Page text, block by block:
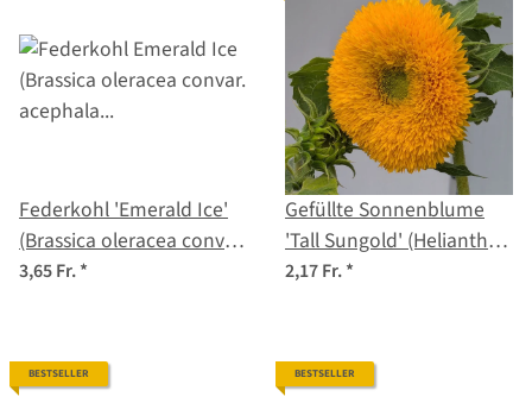
Federkohl 'Emerald Ice'
(Brassica oleracea convar.
acephala var. sabellica)
3,65 Fr.*
Gefüllte Sonnenblume
'Tall Sungold' (Helianthus
annuus) Samen
2,17 Fr.*
BESTSELLER BESTSELLER